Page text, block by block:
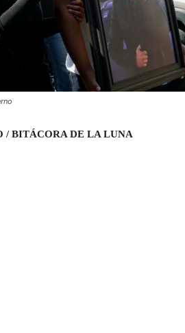
/ BITÁCORA DE LA LUNA